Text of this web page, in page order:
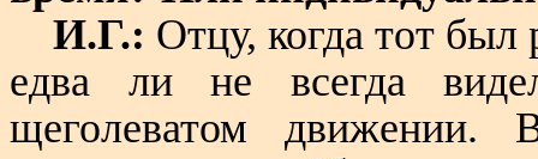
И.Г.: Отцу, когда тот был
едва ли не всегда
щеголеватом